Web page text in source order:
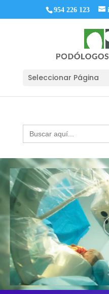
954 226 123
Seleccionar Página
Buscar: